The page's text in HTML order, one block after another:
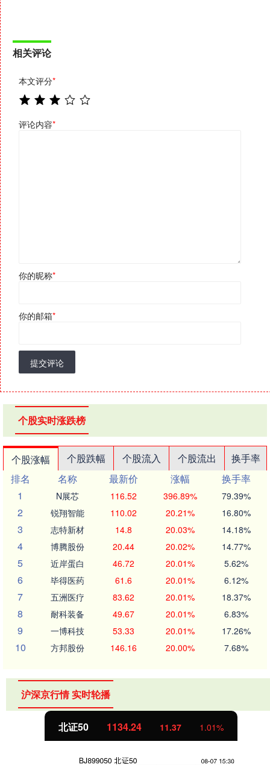
相关评论
本文评分*
评论内容*
你的昵称*
你的邮箱*
提交评论
个股实时涨跌榜
个股涨幅 个股跌幅 个股流入 个股流出
换手率
排名
名称 最新价 涨幅
换手率
1
N展芯 116.52 396.89% 79.39%
2 锐翔智能 110.02 20.21% 16.80%
3 志特新材 14.8 20.03% 14.18%
4 博腾股份 20.44 20.02% 14.77%
5 近岸蛋白 46.72 20.01% 5.62%
6 毕得医药 61.6 20.01% 6.12%
7 五洲医疗 83.62 20.01% 18.37%
8 耐科装备 49.67 20.01% 6.83%
9 一博科技 53.33 20.01% 17.26%
10 方邦股份 146.16 20.00% 7.68%
沪深京行情 实时轮播
北证50 1134.24 11.37 1.01%